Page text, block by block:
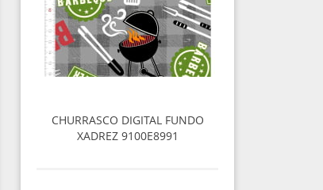
CHURRASCO DIGITAL FUNDO
XADREZ 9100E8991